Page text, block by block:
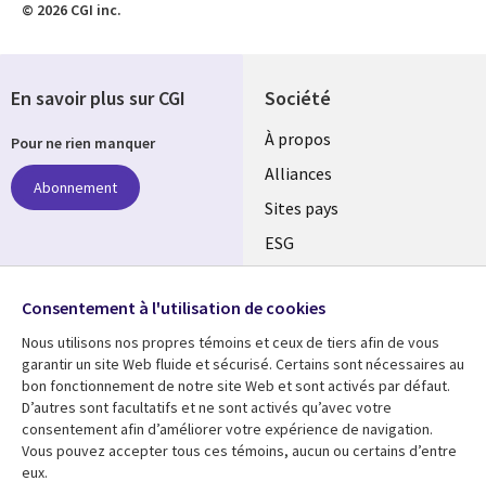
© 2026 CGI inc.
Société
À propos
Alliances
Sites pays
ESG
Fusions
Salle de presse
Ressources
Articles
Support
En savoir plus sur CGI
Pour ne rien manquer
Abonnement
Suivez-nous
Social
Media
Global
FR
Consentement à l'utilisation de cookies
Nous utilisons nos propres témoins et ceux de tiers afin de vous
garantir un site Web fluide et sécurisé. Certains sont nécessaires au
bon fonctionnement de notre site Web et sont activés par défaut.
D’autres sont facultatifs et ne sont activés qu’avec votre
consentement afin d’améliorer votre expérience de navigation.
Vous pouvez accepter tous ces témoins, aucun ou certains d’entre
eux.